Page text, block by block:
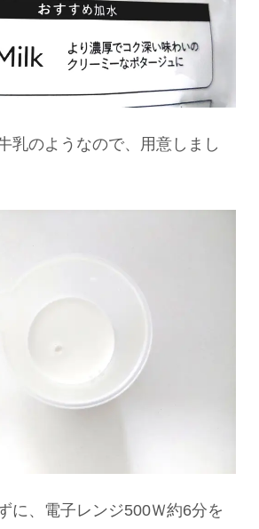
乳のようなので、用意しまし
に、電子レンジ500Ｗ約6分を